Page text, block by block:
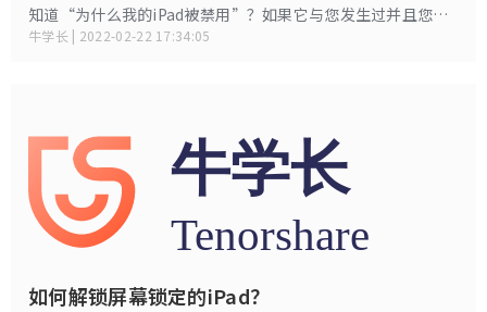
知道“为什么我的iPad被禁用”？如果它与您发生过并且您不
知道原因和后果，那么我们随时为您提供帮助。在本文中，我
牛学长 | 2022-02-22 17:34:05
如何解锁屏幕锁定的iPad？